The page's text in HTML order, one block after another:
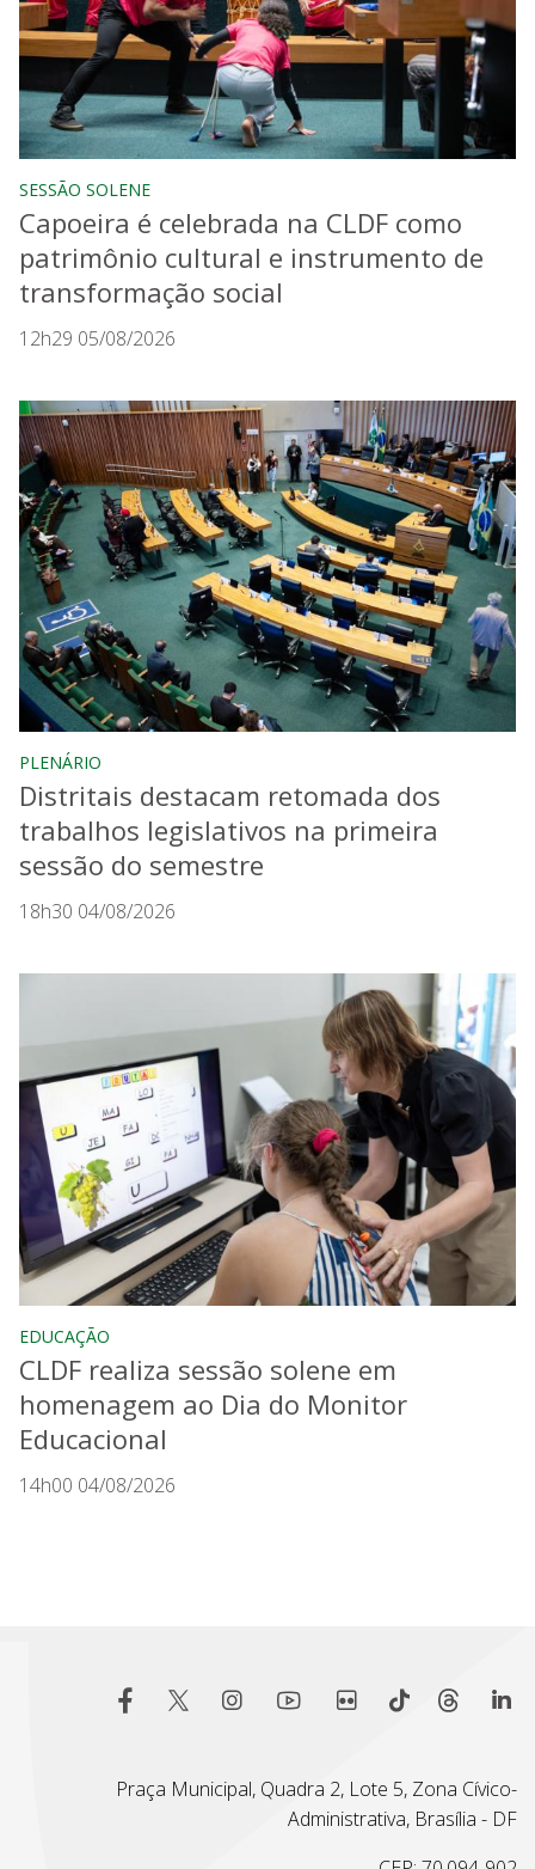
SESSÃO SOLENE
Capoeira é celebrada na CLDF como
patrimônio cultural e instrumento de
transformação social
12h29 05/08/2026
PLENÁRIO
Distritais destacam retomada dos
trabalhos legislativos na primeira
sessão do semestre
18h30 04/08/2026
EDUCAÇÃO
CLDF realiza sessão solene em
homenagem ao Dia do Monitor
Educacional
14h00 04/08/2026
Praça Municipal, Quadra 2, Lote 5, Zona Cívico-
Administrativa, Brasília - DF